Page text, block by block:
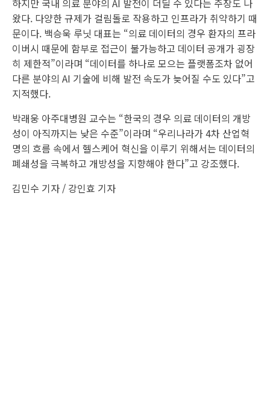
하지만 국내 의료 분야의 AI 발전이 더딜 수 있다는 주장도 나
왔다. 다양한 규제가 걸림돌로 작용하고 인프라가 취약하기 때
문이다. 백승욱 루닛 대표는 “의료 데이터의 경우 환자의 프라
이버시 때문에 함부로 접근이 불가능하고 데이터 공개가 굉장
히 제한적”이라며 “데이터를 하나로 모으는 플랫폼조차 없어
다른 분야의 AI 기술에 비해 발전 속도가 늦어질 수도 있다”고
지적했다.
박래웅 아주대병원 교수는 “한국의 경우 의료 데이터의 개방
성이 아직까지는 낮은 수준”이라며 “우리나라가 4차 산업혁
명의 흐름 속에서 헬스케어 혁신을 이루기 위해서는 데이터의
폐쇄성을 극복하고 개방성을 지향해야 한다”고 강조했다.
김민수 기자 / 강인효 기자